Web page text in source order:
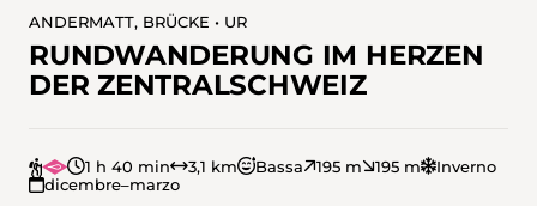
ANDERMATT, BRÜCKE • UR
RUNDWANDERUNG IM HERZEN
DER ZENTRALSCHWEIZ
1 h 40 min 3,1 km Bassa 195 m 195 m
Inverno
dicembre–marzo